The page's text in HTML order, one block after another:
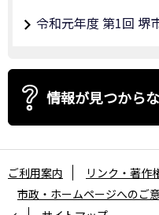
令和元年度 第1回 堺
情報が見つから
ご利用案内 リンク・著作
市政・ホームページへのご